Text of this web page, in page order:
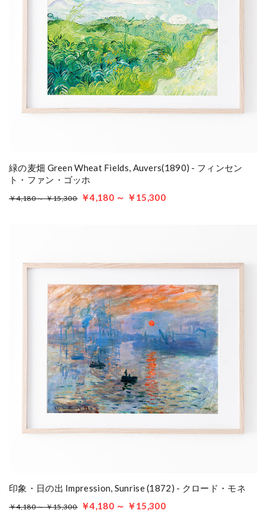
緑の麦畑 Green Wheat Fields, Auvers(1890) - フィンセン
ト・ファン・ゴッホ
￥4,180 ～ ￥15,300 ￥4,180 ～ ￥15,300
印象・日の出 Impression, Sunrise (1872) - クロード・モネ
￥4,180 ～ ￥15,300 ￥4,180 ～ ￥15,300